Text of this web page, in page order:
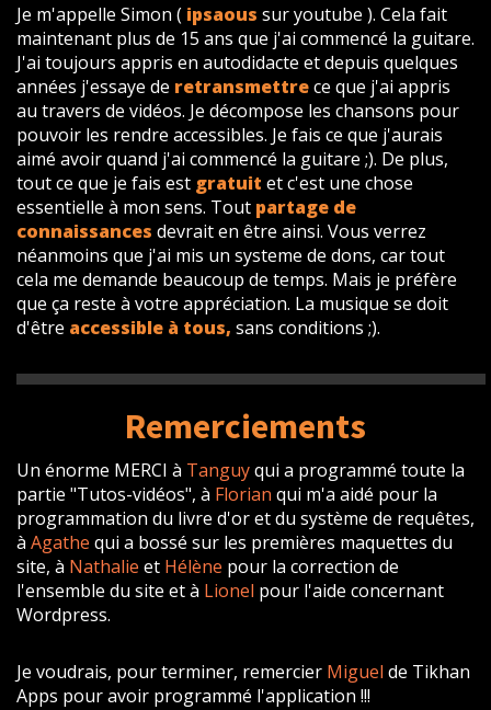
Je m'appelle Simon ( ipsaous sur youtube ). Cela fait
maintenant plus de 15 ans que j'ai commencé la guitare.
J'ai toujours appris en autodidacte et depuis quelques
années j'essaye de retransmettrece que j'ai appris
au travers de vidéos. Je décompose les chansons pour
pouvoir les rendre accessibles. Je fais ce que j'aurais
aimé avoir quand j'ai commencé la guitare ;). De plus,
tout ce que je fais est gratuit et c'est une chose
essentielle à mon sens. Tout partage de
connaissances devrait en être ainsi. Vous verrez
néanmoins que j'ai mis un systeme de dons, car tout
cela me demande beaucoup de temps. Mais je préfère
que ça reste à votre appréciation. La musique se doit
d'être accessible à tous, sans conditions ;).
Remerciements
Un énorme MERCI à Tanguyqui a programmé toute la
partie "Tutos-vidéos", à Florian qui m'a aidé pour la
programmation du livre d'or et du système de requêtes,
à Agathe qui a bossé sur les premières maquettes du
site, à Nathalie et Hélène pour la correction de
l'ensemble du site et à Lionel pour l'aide concernant
Wordpress.
Je voudrais, pour terminer, remercier Miguel de Tikhan
Apps pour avoir programmé l'application !!!